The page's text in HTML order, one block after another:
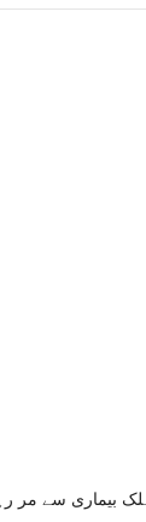
بیماری سے مر